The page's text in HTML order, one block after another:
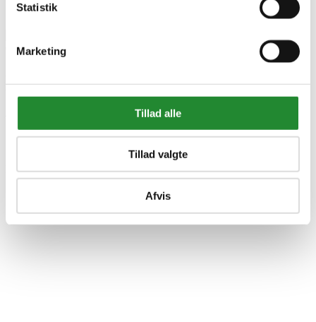
Statistik
Marketing
Tillad alle
Tillad valgte
Afvis
Bosch KOMPOSTKVÆRN
AXT 25 D Kompostkværn -
0600803103
DKK 4.088,00Inkl. moms